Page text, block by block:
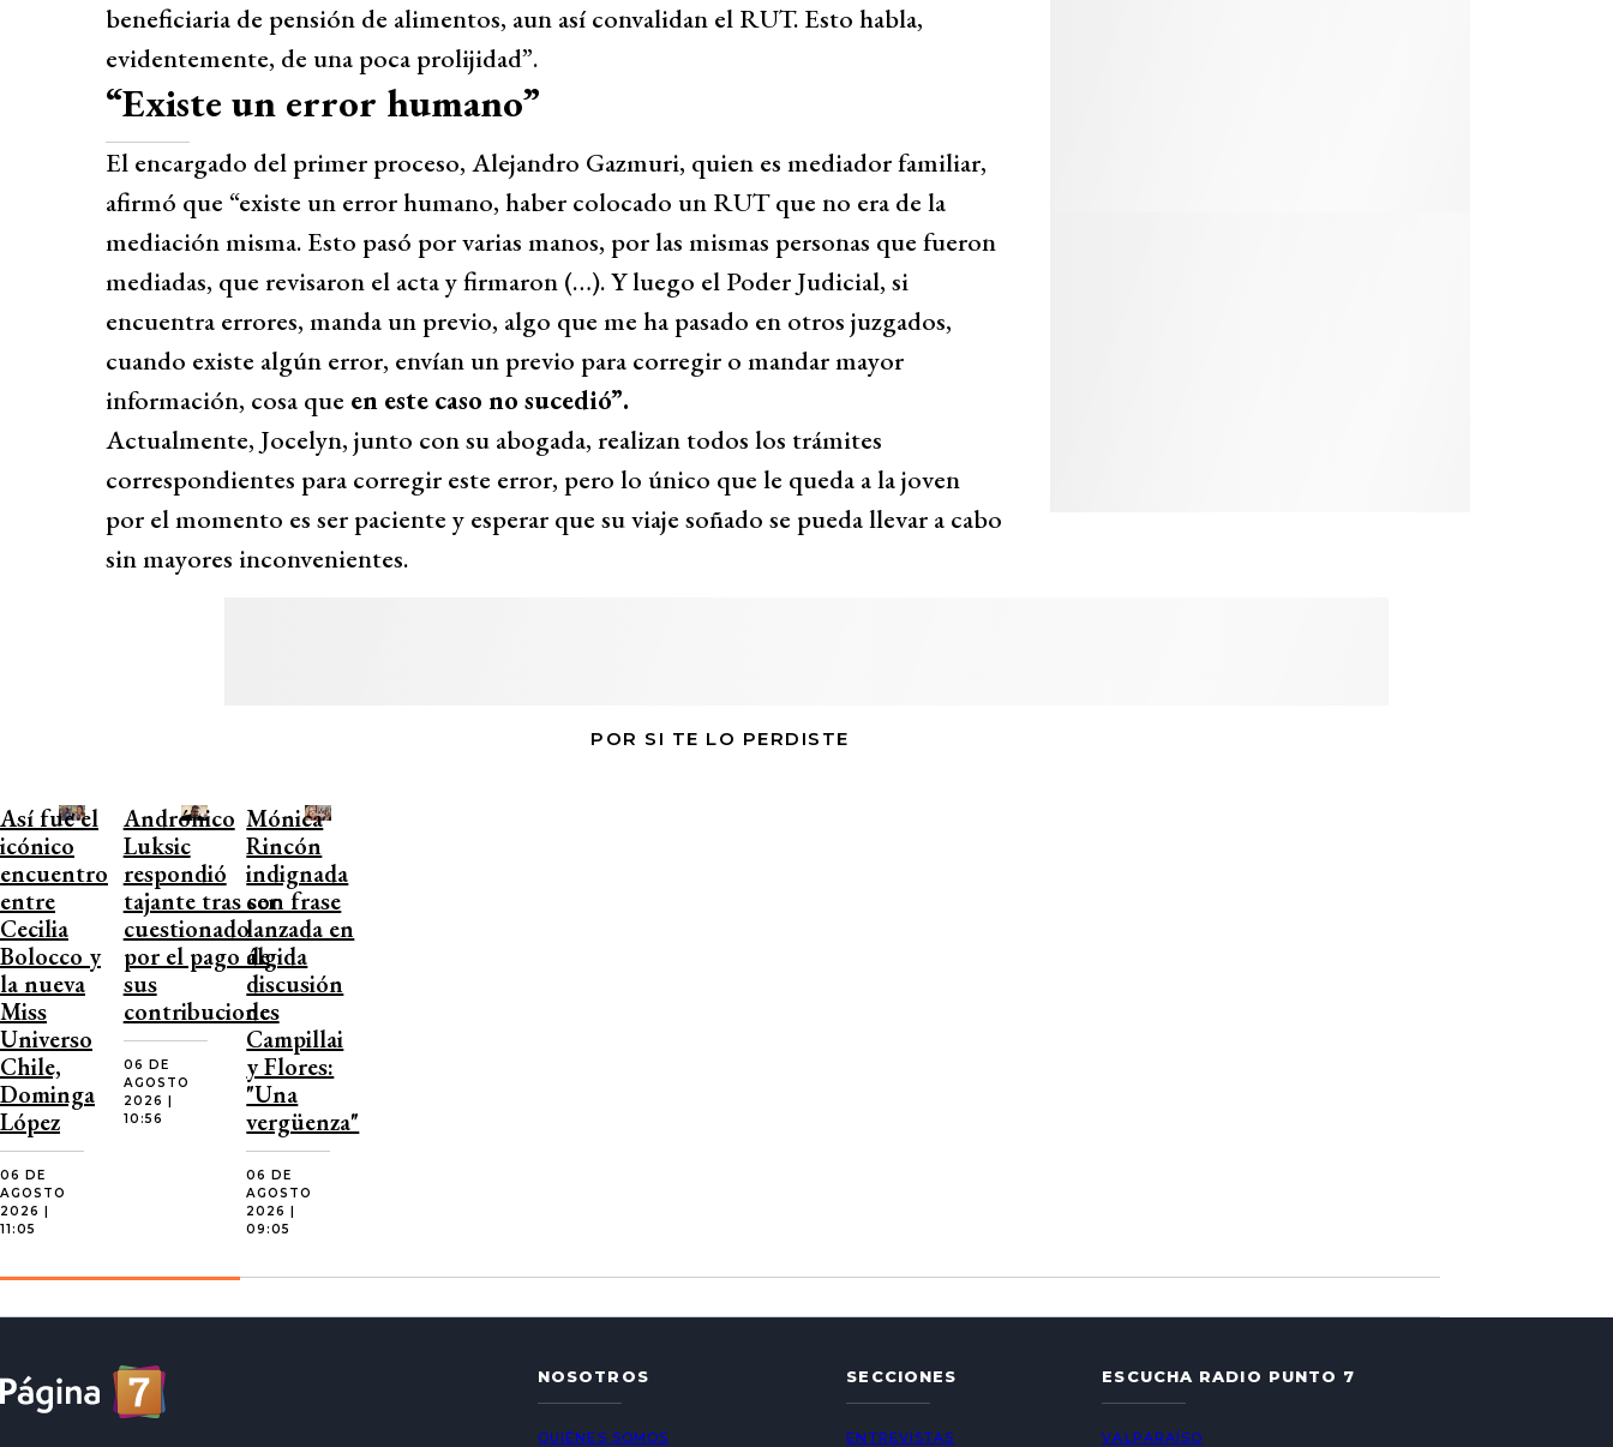
beneficiaria de pensión de alimentos, aun así convalidan el RUT. Esto habla,
evidentemente, de una poca prolijidad”.
“Existe un error humano”
El encargado del primer proceso, Alejandro Gazmuri, quien es mediador familiar,
afirmó que “existe un error humano, haber colocado un RUT que no era de la
mediación misma. Esto pasó por varias manos, por las mismas personas que fueron
mediadas, que revisaron el acta y firmaron (…). Y luego el Poder Judicial, si
encuentra errores, manda un previo, algo que me ha pasado en otros juzgados,
cuando existe algún error, envían un previo para corregir o mandar mayor
información, cosa que en este caso no sucedió”.
Actualmente, Jocelyn, junto con su abogada, realizan todos los trámites
correspondientes para corregir este error, pero lo único que le queda a la joven
por el momento es ser paciente y esperar que su viaje soñado se pueda llevar a cabo
sin mayores inconvenientes.
POR SI TE LO PERDISTE
Así fue el
icónico
encuentro
entre
Cecilia
Bolocco y
la nueva
Miss
Universo
Chile,
Dominga
López
06 DE
AGOSTO
2026 |
11:05
Andrónico
Luksic
respondió
tajante tras ser
cuestionado
por el pago de
sus
contribuciones
06 DE
AGOSTO
2026 |
10:56
Mónica
Rincón
indignada
con frase
lanzada en
álgida
discusión
de
Campillai
y Flores:
"Una
vergüenza"
06 DE
AGOSTO
2026 |
09:05
NOSOTROS
QUIÉNES SOMOS
SECCIONES
ENTREVISTAS
ESCUCHA RADIO PUNTO 7
VALPARAÍSO